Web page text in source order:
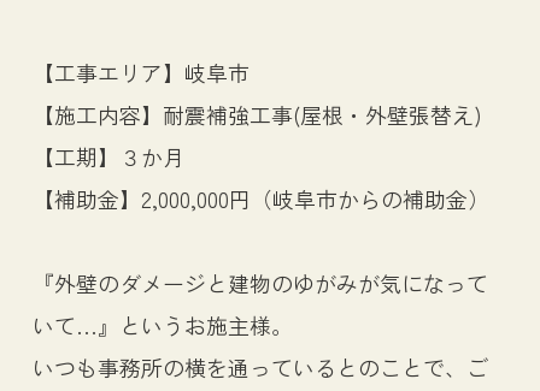
【工事エリア】岐阜市
【施工内容】耐震補強工事(屋根・外壁張替え)
【工期】３か月
【補助金】2,000,000円（岐阜市からの補助金）
『外壁のダメージと建物のゆがみが気になって
いて…』というお施主様。
いつも事務所の横を通っているとのことで、ご